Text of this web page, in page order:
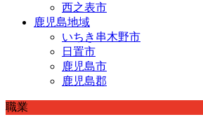
西之表市
鹿児島地域
いちき串木野市
日置市
鹿児島市
鹿児島郡
職業